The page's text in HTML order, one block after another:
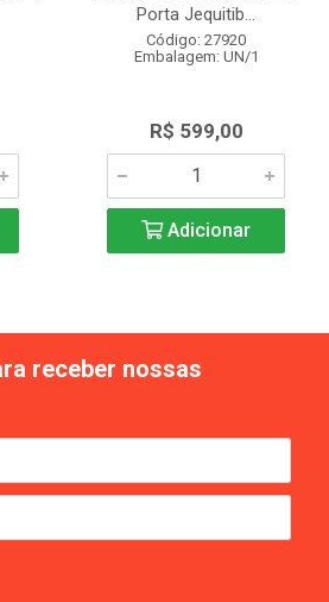
Porta Jequitib...
Código: 27920
Embalagem: UN/1
R$ 599,00
Adicionar
receber nossas